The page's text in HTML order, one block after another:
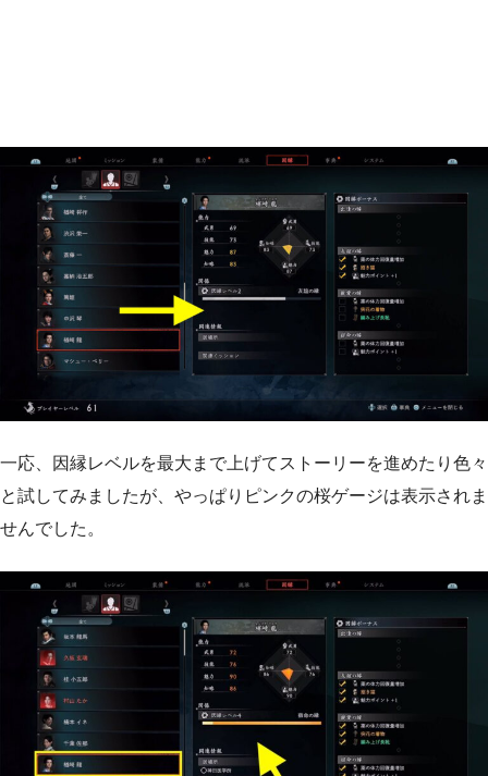
一応、因縁レベルを最大まで上げてストーリーを進めたり色々
と試してみましたが、やっぱりピンクの桜ゲージは表示されま
せんでした。